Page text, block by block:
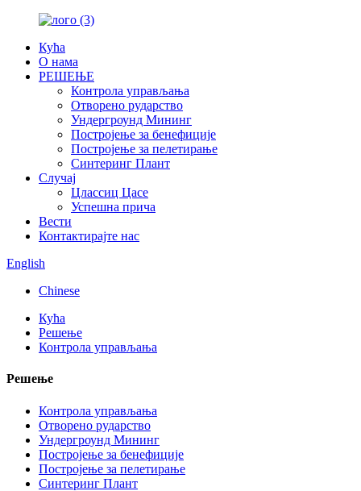
Кућа
О нама
РЕШЕЊЕ
Контрола управљања
Отворено рударство
Ундергроунд Мининг
Постројење за бенефиције
Постројење за пелетирање
Синтеринг Плант
Случај
Цлассиц Цасе
Успешна прича
Вести
Контактирајте нас
English
Chinese
Кућа
Решење
Контрола управљања
Решење
Контрола управљања
Отворено рударство
Ундергроунд Мининг
Постројење за бенефиције
Постројење за пелетирање
Синтеринг Плант